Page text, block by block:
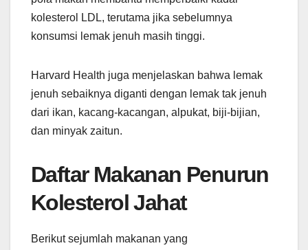
kolesterol LDL, terutama jika sebelumnya
konsumsi lemak jenuh masih tinggi.
Harvard Health juga menjelaskan bahwa lemak
jenuh sebaiknya diganti dengan lemak tak jenuh
dari ikan, kacang-kacangan, alpukat, biji-bijian,
dan minyak zaitun.
Daftar Makanan Penurun
Kolesterol Jahat
Berikut sejumlah makanan yang